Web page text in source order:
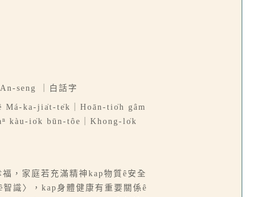
seng ｜白話字
Má-ka-jia̍t-te̍k｜Hoān-tio̍h gâm
kàu-io̍k būn-tôe｜Khong-lo̍k
，家庭若充滿精神kap物質ê安全
識〉，kap身體健康有重要關係ê